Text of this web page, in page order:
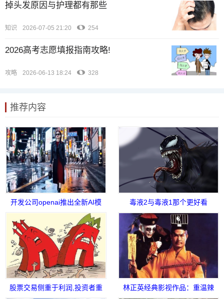
掉头发原因与护理都有那些
知识 2026-07-05 21:20 254
2026高考志愿填报指南攻略!
攻略 2026-06-13 18:24 328
推荐内容
开发公司openai推出全新AI模
毒液2与毒液1那个更好看
股票交易侧重于利润,投资者重
林正英经典影视作品：重温辣